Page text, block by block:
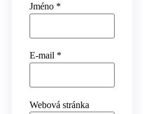
Jméno *
E-mail *
Webová stránka